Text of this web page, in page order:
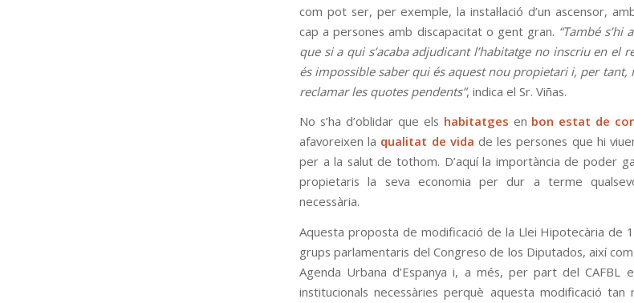
com pot ser, per exemple, la instal·lació d’un ascensor,
cap a persones amb discapacitat o gent gran. “També
que si a qui s’acaba adjudicant l’habitatge no inscriu en el
és impossible saber qui és aquest nou propietari i, per tant,
reclamar les quotes pendents”, indica el Sr. Viñas.
No s’ha d’oblidar que els habitatges en bon estat de
afavoreixen la qualitat de vida de les persones que hi
per a la salut de tothom. D’aquí la importància de poder
propietaris la seva economia per dur a terme
necessària.
Aquesta proposta de modificació de la Llei Hipotecària de
grups parlamentaris del Congreso de los Diputados, així
Agenda Urbana d’Espanya i, a més, per part del CAFBL
institucionals necessàries perquè aquesta modificació tan